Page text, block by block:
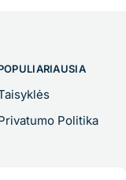
Politika